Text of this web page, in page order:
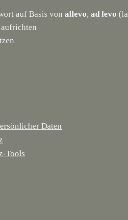
auf Basis von allevo, ad levo
Daten
Tools